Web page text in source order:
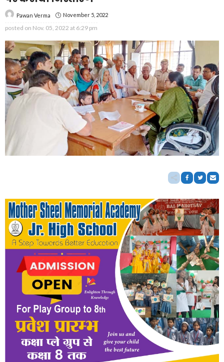
Pawan Verma November 5, 2022
posted on Nov. 05, 2022 at 6:29 pm